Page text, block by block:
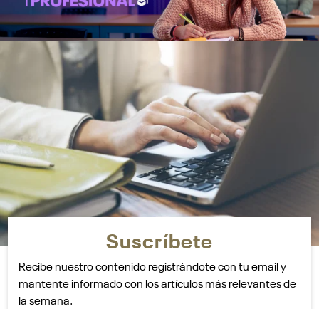
Suscríbete
Recibe nuestro contenido registrándote con tu email y
mantente informado con los artículos más relevantes de
la semana.